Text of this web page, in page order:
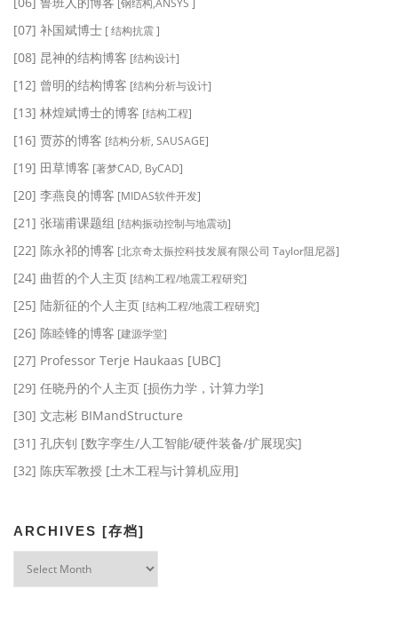
[钢结构,ANSYS ]
[07] 补国斌博士 [ 结构抗震 ]
[08] 昆神的结构博客 [结构设计]
[12] 曾明的结构博客 [结构分析与设计]
[13] 林煌斌博士的博客 [结构工程]
[16] 贾苏的博客 [结构分析, SAUSAGE]
[19] 田草博客 [著梦CAD, ByCAD]
[20] 李燕良的博客 [MIDAS软件开发]
[21] 张瑞甫课题组 [结构振动控制与地震动]
[22] 陈永祁的博客 [北京奇太振控科技发展有限公司 Taylor阻尼器]
[24] 曲哲的个人主页 [结构工程/地震工程研究]
[25] 陆新征的个人主页 [结构工程/地震工程研究]
[26] 陈睦锋的博客 [建源学堂]
[27] Professor Terje Haukaas [UBC]
[29] 任晓丹的个人主页 [损伤力学，计算力学]
[30] 文志彬 BIMandStructure
[31] 孔庆钊 [数字孪生/人工智能/硬件装备/扩展现实]
[32] 陈庆军教授 [土木工程与计算机应用]
ARCHIVES [存档]